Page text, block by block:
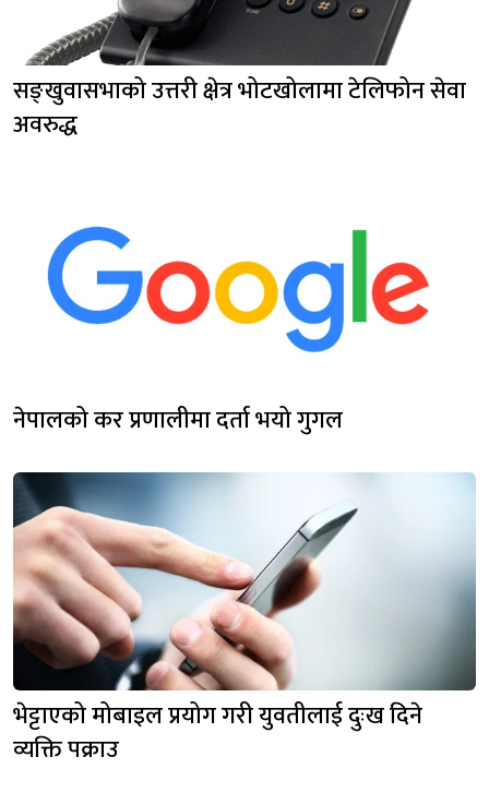
सङ्खुवासभाको उत्तरी क्षेत्र भोटखोलामा टेलिफोन सेवा
अवरुद्ध
नेपालको कर प्रणालीमा दर्ता भयो गुगल
भेट्टाएको मोबाइल प्रयोग गरी युवतीलाई दुःख दिने
व्यक्ति पक्राउ